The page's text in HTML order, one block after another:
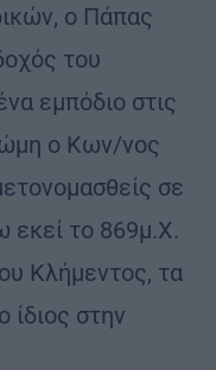
ο Πάπας
του
εμπόδιο στις
ο Κων/νος
σε
εκεί το 869μ.Χ.
Κλήμεντος, τα
ίδιος στην